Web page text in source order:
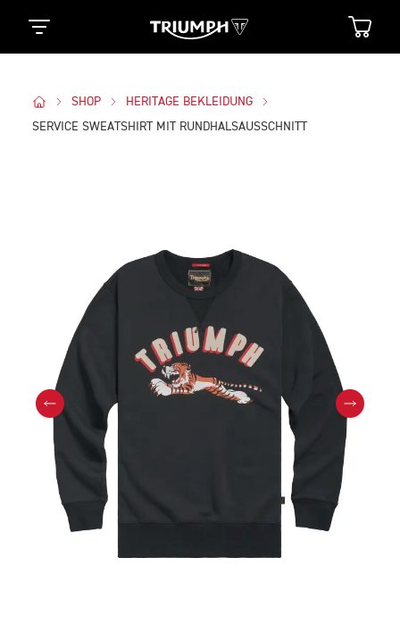
SHOP
HERITAGE BEKLEIDUNG
SERVICE SWEATSHIRT MIT RUNDHALSAUSSCHNITT